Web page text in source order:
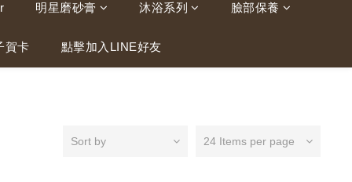
明星磨砂膏 沐浴系列 臉部保養
賀卡 點擊加入LINE好友
Sort by 24 Items per page